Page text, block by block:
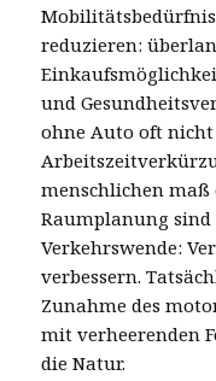
reduzieren:
und
ohne Auto oft
menschlichen
Raumplanung sind
Verkehrswende:
verbessern.
Zunahme des
mit verheerenden
die Natur.